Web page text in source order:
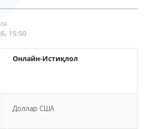
15:50
Онлайн-Истиқлол
Доллар США